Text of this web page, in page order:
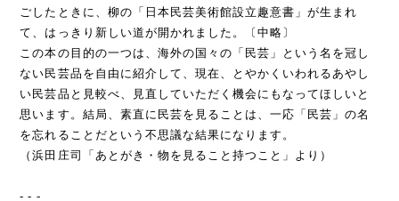
ごしたときに、柳の「日本民芸美術館設立趣意書」が生まれ
て、はっきり新しい道が開かれました。〔中略〕
この本の目的の一つは、海外の国々の「民芸」という名を冠し
ない民芸品を自由に紹介して、現在、とやかくいわれるあやし
い民芸品と見較べ、見直していただく機会にもなってほしいと
思います。結局、素直に民芸を見ることは、一応「民芸」の名
を忘れることだという不思議な結果になります。
（浜田庄司「あとがき・物を見ること持つこと」より）
- - -